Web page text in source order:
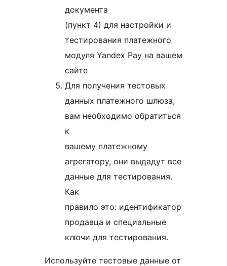
документа
(пункт 4) для настройки и
тестирования платежного
модуля Yandex Pay на вашем
сайте
Для получения тестовых
данных платежного шлюза,
вам необходимо обратиться
к
вашему платежному
агрегатору, они выдадут все
данные для тестирования.
Как
правило это: идентификатор
продавца и специальные
ключи для тестирования.
Используйте тестовые данные от